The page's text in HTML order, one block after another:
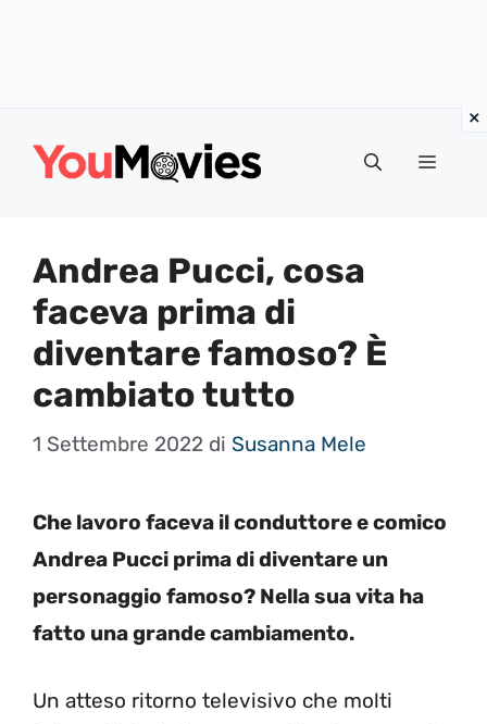
Menu
Andrea Pucci, cosa
faceva prima di
diventare famoso? È
cambiato tutto
1 Settembre 2022 di Susanna Mele
Che lavoro faceva il conduttore e comico
Andrea Pucci prima di diventare un
personaggio famoso? Nella sua vita ha
fatto una grande cambiamento.
Un atteso ritorno televisivo che molti